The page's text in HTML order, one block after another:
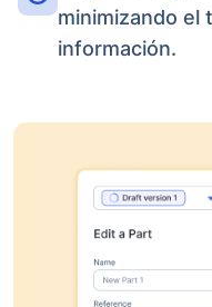
minimizando el
información.